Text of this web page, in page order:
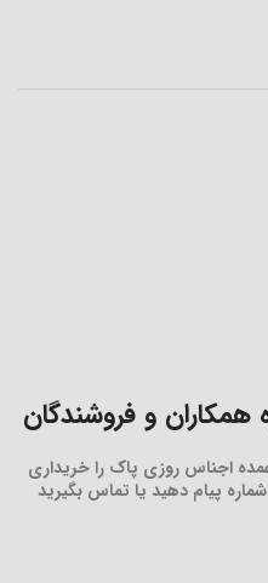
و فروشندگان
اجناس روزی پاک را خریداری
شماره پیام دهید یا تماس بگیرید